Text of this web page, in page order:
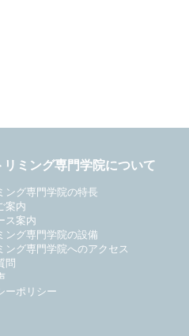
リミング専門学院について
ング専門学院の特長
案内
ス案内
ング専門学院の設備
ング専門学院へのアクセス
問
ーポリシー